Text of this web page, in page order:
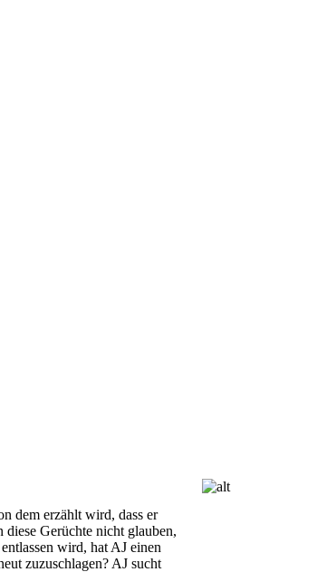
dem erzählt wird, dass er
Gerüchte nicht glauben,
wird, hat AJ einen
zuzuschlagen? AJ sucht